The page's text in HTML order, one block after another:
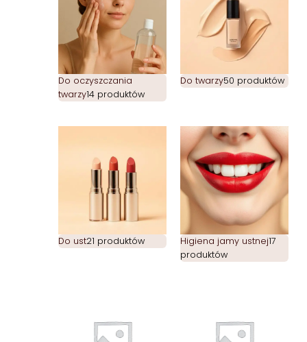
Do oczyszczania
twarzy14 produktów
Do twarzy50 produktów
Do ust21 produktów Higiena jamy ustnej17
produktów